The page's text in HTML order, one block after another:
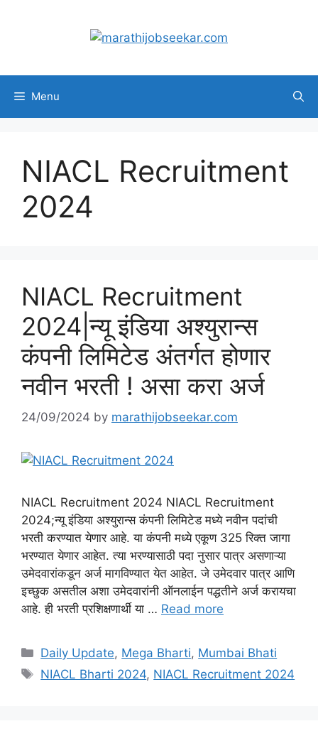
Menu
NIACL Recruitment
2024
NIACL Recruitment
2024|न्यू इंडिया अश्युरान्स
कंपनी लिमिटेड अंतर्गत होणार
नवीन भरती ! असा करा अर्ज
24/09/2024 by marathijobseekar.com
NIACL Recruitment 2024 NIACL Recruitment
2024;न्यू इंडिया अश्युरान्स कंपनी लिमिटेड मध्ये नवीन पदांची
भरती करण्यात येणार आहे. या कंपनी मध्ये एकूण 325 रिक्त जागा
भरण्यात येणार आहेत. त्या भरण्यासाठी पदा नुसार पात्र असणाऱ्या
उमेदवारांकडून अर्ज मागविण्यात येत आहेत. जे उमेदवार पात्र आणि
इच्छुक असतील अशा उमेदवारांनी ऑनलाईन पद्धतीने अर्ज करायचा
आहे. ही भरती प्रशिक्षणार्थी या … Read more
Categories
Daily Update, Mega Bharti, Mumbai Bhati
Tags
NIACL Bharti 2024, NIACL Recruitment 2024